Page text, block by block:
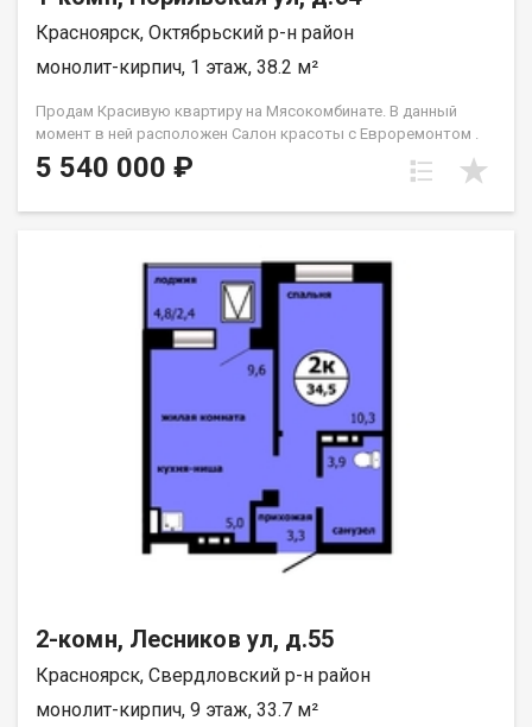
Красноярск, Октябрьский р-н район
монолит-кирпич, 1 этаж, 38.2 м²
Продам Красивую квартиру на Мясокомбинате. В данный
момент в ней расположен Салон красоты с Евроремонтом .
статус помещения (квартира по документам), 38,2м2 без учёта
площади лоджии. Двери- массив дерева(Италия), пол-
оборудованием. В прихожей остаётся шкаф, скамья для
обуви. Зал: 1 педикюрное кресло. 2 стола для маникюра и
наращивания, профессиональные вытяжки, шкафы и
этажерки для лаков, кондиционер, сухожар, диванчик для
гостей,кресла, оборудованное место для бровиста и
визажиста,стул для визажа, массажная кушетка, световая
безтеневая лампа, шкафы, тумбы, стол, жалюзи, шторы,
кухонный гарнитур, духовой шкаф, варочная панель,
микроволновка, холодильник, чайник, посуда . Камера видео
наблюдения. Ванная комната в кафеле, мойдодыр, зеркало.
Чисьая продажа. 1 Взрослый собственник.
5 540 000 ₽
2-комн, Лесников ул, д.55
Красноярск, Свердловский р-н район
монолит-кирпич, 9 этаж, 33.7 м²